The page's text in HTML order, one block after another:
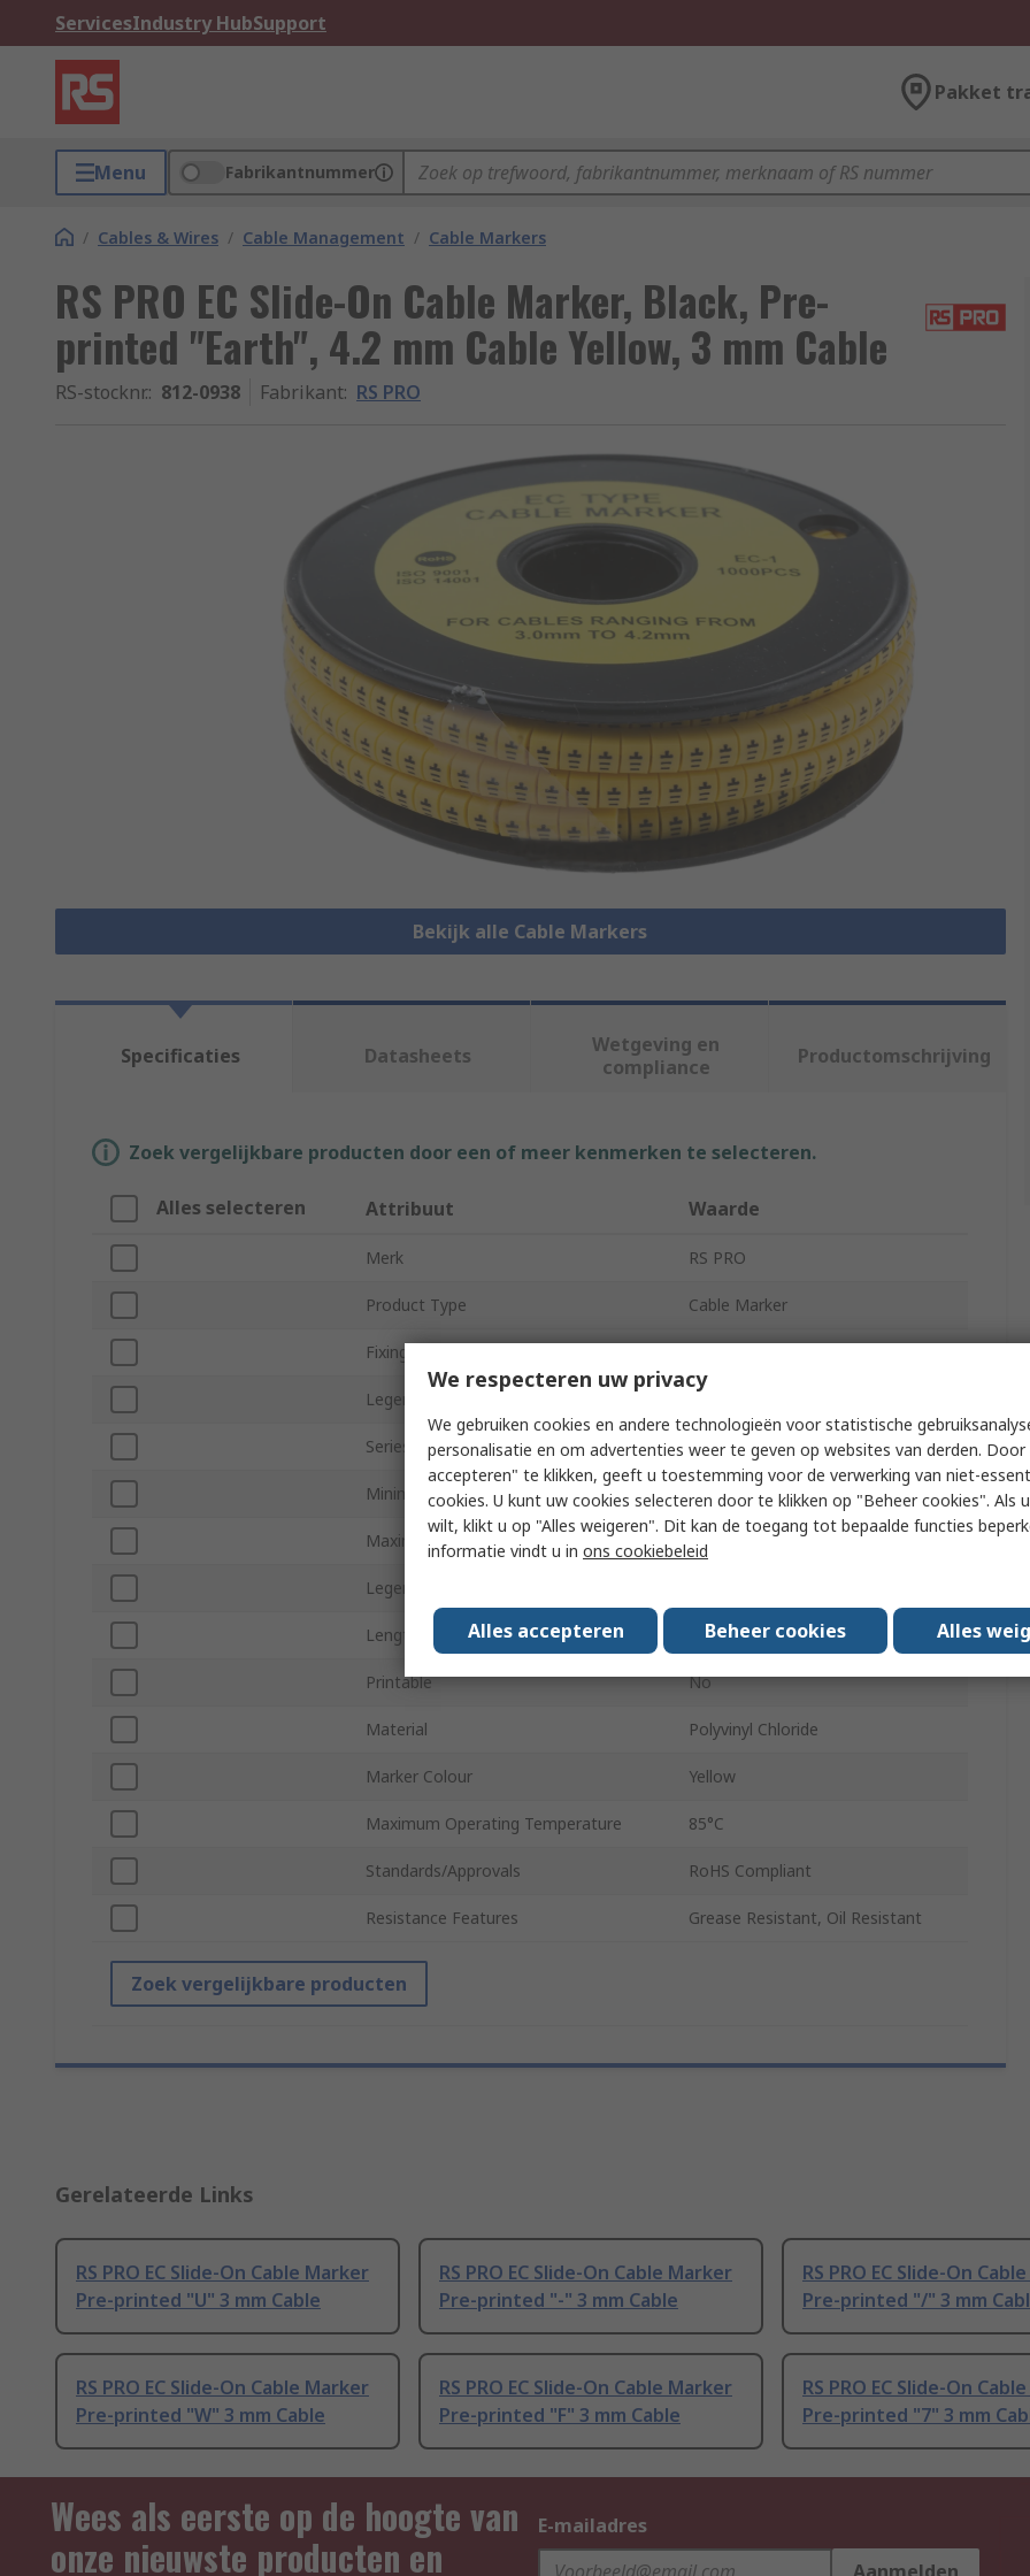
ServicesIndustry HubSupport
Pakket
Menu Fabrikantnummer
/ Cables & Wires / Cable Management / Cable Markers
RS PRO EC Slide-On Cable Marker, Black, Pre-
printed "Earth", 4.2 mm Cable Yellow, 3 mm Cable
RS-stocknr.: 812-0938 Fabrikant: RS PRO
Bekijk alle Cable Markers
Specificaties Datasheets
Wetgeving en
compliance
Productomschrijving
Zoek vergelijkbare producten door een of meer kenmerken te selecteren.
Alles selecteren Attribuut Waarde
Merk RS PRO
Product Type Cable Marker
Fixing Method
Legend
Series EC
Minimum Cable Diameter 3mm
Maximum Cable Diameter 4.2mm
Legend Colour
Length 4mm
Printable No
Material Polyvinyl Chloride
Marker Colour Yellow
Maximum Operating Temperature 85°C
Standards/Approvals RoHS Compliant
Resistance Features Grease Resistant, Oil Resistant
Zoek vergelijkbare producten
Gerelateerde Links
RS PRO EC Slide-On Cable Marker
Pre-printed "U" 3 mm Cable
RS PRO EC Slide-On Cable Marker
Pre-printed "-" 3 mm Cable
RS PRO EC Slide-On
Pre-printed "/" 3 mm
RS PRO EC Slide-On Cable Marker
Pre-printed "W" 3 mm Cable
RS PRO EC Slide-On Cable Marker
Pre-printed "F" 3 mm Cable
RS PRO EC Slide-On
Pre-printed "7" 3 mm
Wees als eerste op de hoogte van
onze nieuwste producten en
E-mailadres
We respecteren uw privacy
We gebruiken cookies en andere technologieën voor statistische
personalisatie en om advertenties weer te geven op websites van derden. Door
accepteren" te klikken, geeft u toestemming voor de verwerking van niet-
cookies. U kunt uw cookies selecteren door te klikken op "Beheer cookies". Als
wilt, klikt u op "Alles weigeren". Dit kan de toegang tot bepaalde functies
informatie vindt u in ons cookiebeleid
Alles accepteren Beheer cookies Alles